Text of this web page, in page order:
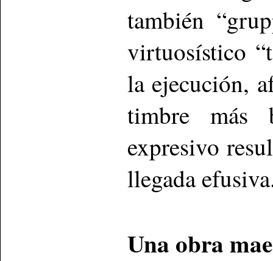
también
virtuosístico
la ejecución,
timbre más
expresivo
llegada
Una obra